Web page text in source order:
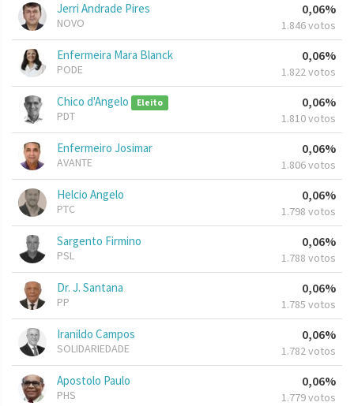
Jerri Andrade Pires
NOVO
0,06%
1.846 votos
Enfermeira Mara Blanck
PODE
0,06%
1.822 votos
Chico d'Angelo Eleito
PDT
0,06%
1.810 votos
Enfermeiro Josimar
AVANTE
0,06%
1.806 votos
Helcio Angelo
PTC
0,06%
1.798 votos
Sargento Firmino
PSL
0,06%
1.788 votos
Dr. J. Santana
PP
0,06%
1.785 votos
Iranildo Campos
SOLIDARIEDADE
0,06%
1.782 votos
Apostolo Paulo
PHS
0,06%
1.779 votos